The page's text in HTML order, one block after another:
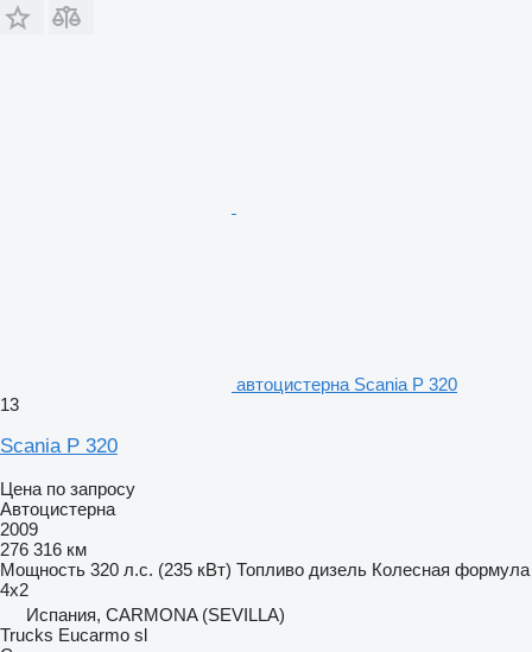
автоцистерна Scania P 320
13
Scania P 320
Цена по запросу
Автоцистерна
2009
276 316 км
Мощность 320 л.с. (235 кВт) Топливо дизель Колесная формула
4x2
Испания, CARMONA (SEVILLA)
Trucks Eucarmo sl